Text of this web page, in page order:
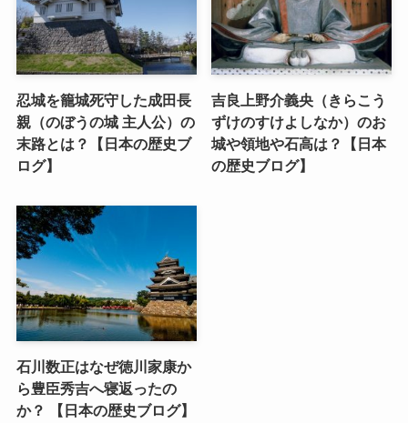
忍城を籠城死守した成田長
親（のぼうの城 主人公）の
末路とは？【日本の歴史ブ
ログ】
吉良上野介義央（きらこう
ずけのすけよしなか）のお
城や領地や石高は？【日本
の歴史ブログ】
石川数正はなぜ徳川家康か
ら豊臣秀吉へ寝返ったの
か？ 【日本の歴史ブログ】